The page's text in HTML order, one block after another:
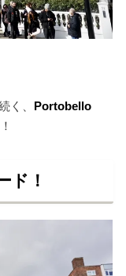
く、
Portobello
ド！